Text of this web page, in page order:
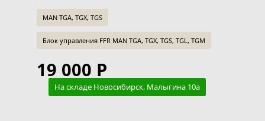
MAN TGA, TGX, TGS
Блок управления FFR MAN TGA, TGX, TGS, TGL, TGM
19 000 Р
На складе Новосибирск, Малыгина 10а